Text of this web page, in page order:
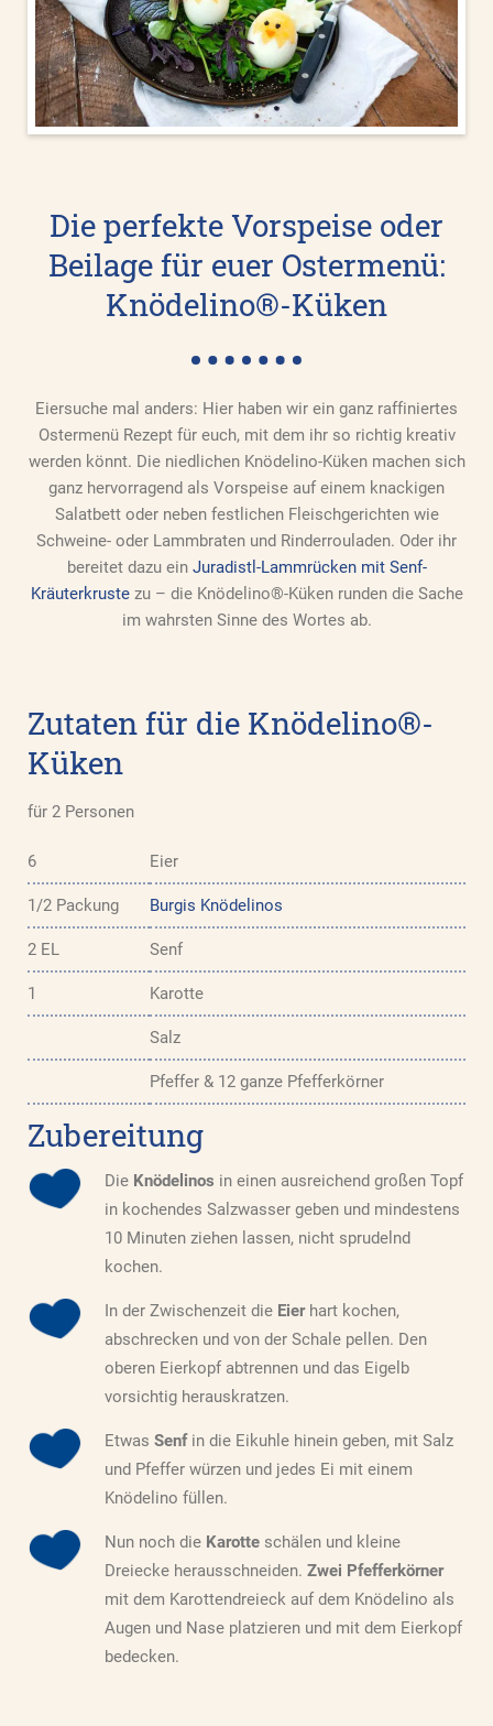
Die perfekte Vorspeise oder
Beilage für euer Ostermenü:
Knödelino®-Küken
Eiersuche mal anders: Hier haben wir ein ganz raffiniertes
Ostermenü Rezept für euch, mit dem ihr so richtig kreativ
werden könnt. Die niedlichen Knödelino-Küken machen sich
ganz hervorragend als Vorspeise auf einem knackigen
Salatbett oder neben festlichen Fleischgerichten wie
Schweine- oder Lammbraten und Rinderrouladen. Oder ihr
bereitet dazu ein Juradistl-Lammrücken mit Senf-
Kräuterkrustezu – die Knödelino®-Küken runden die Sache
im wahrsten Sinne des Wortes ab.
Zutaten für die Knödelino®-
Küken
für 2 Personen
6 Eier
1/2 Packung Burgis Knödelinos
2 EL Senf
1 Karotte
Salz
Pfeffer & 12 ganze Pfefferkörner
Zubereitung
Die Knödelinos in einen ausreichend großen Topf
in kochendes Salzwasser geben und mindestens
10 Minuten ziehen lassen, nicht sprudelnd
kochen.
In der Zwischenzeit die Eierhart kochen,
abschrecken und von der Schale pellen. Den
oberen Eierkopf abtrennen und das Eigelb
vorsichtig herauskratzen.
Etwas Senfin die Eikuhle hinein geben, mit Salz
und Pfeffer würzen und jedes Ei mit einem
Knödelino füllen.
Nun noch die Karotte schälen und kleine
Dreiecke herausschneiden. Zwei Pfefferkörner
mit dem Karottendreieck auf dem Knödelino als
Augen und Nase platzieren und mit dem Eierkopf
bedecken.